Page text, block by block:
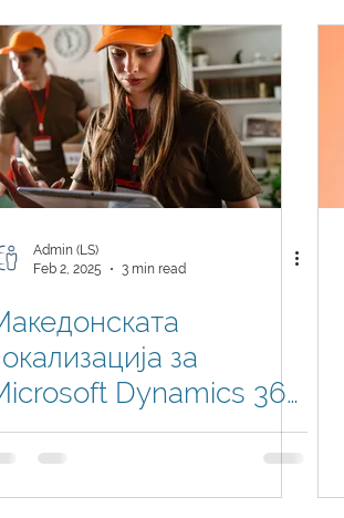
Admin (LS)
Feb 2, 2025
3 min read
за
Dynamics 365
Central сега е
живо на Microsoft